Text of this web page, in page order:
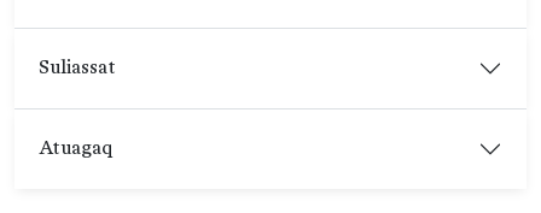
Suliassat
Atuagaq